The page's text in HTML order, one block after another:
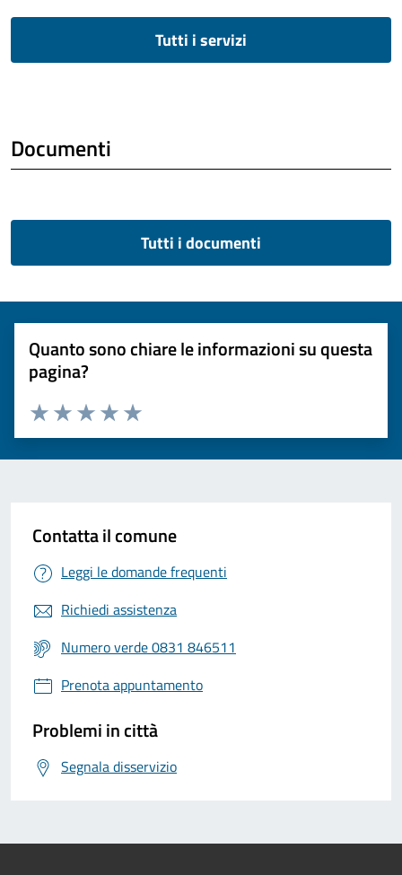
Tutti i servizi
Documenti
Tutti i documenti
Quanto sono chiare le informazioni su questa
pagina?
Valuta 5 stelle su 5
Valuta 4 stelle su 5
Valuta 3 stelle su 5
Valuta 2 stelle su 5
Valuta 1 stelle su 5
Contatta il comune
Leggi le domande frequenti
Richiedi assistenza
Numero verde 0831 846511
Prenota appuntamento
Problemi in città
Segnala disservizio